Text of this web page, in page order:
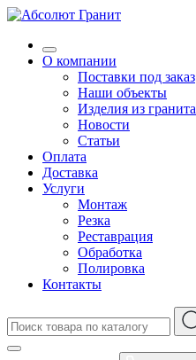
О компании
Поставки под заказ
Наши объекты
Изделия из гранита
Новости
Статьи
Оплата
Доставка
Услуги
Монтаж
Резка
Реставрация
Обработка
Полировка
Контакты